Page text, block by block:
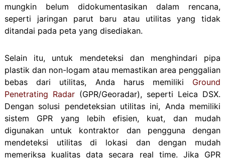
mungkin belum didokumentasikan dalam rencana,
seperti jaringan parut baru atau utilitas yang tidak
ditandai pada peta yang disediakan.
Selain itu, untuk mendeteksi dan menghindari pipa
plastik dan non-logam atau memastikan area penggalian
bebas dari utilitas, Anda harus memiliki Ground
Penetrating Radar(GPR/Georadar), seperti Leica DSX.
Dengan solusi pendeteksian utilitas ini, Anda memiliki
sistem GPR yang lebih efisien, kuat, dan mudah
digunakan untuk kontraktor dan pengguna dengan
mendeteksi utilitas di lokasi dan dengan mudah
memeriksa kualitas data secara real time. Jika GPR